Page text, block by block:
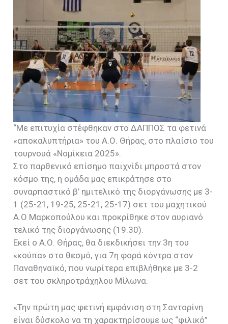
“Με επιτυχία στέφθηκαν στο ΔΑΠΠΟΣ τα φετινά
«αποκαλυπτήρια» του Α.Ο. Θήρας, στο πλαίσιο του
τουρνουά «Νομίκεια 2025».
Στο παρθενικό επίσημο παιχνίδι μπροστά στον
κόσμο της, η ομάδα μας επικράτησε στο
συναρπαστικό β’ ημιτελικό της διοργάνωσης με 3-
1 (25-21, 19-25, 25-21, 25-17) σετ του μαχητικού
Α.Ο Μαρκοπούλου και προκρίθηκε στον αυριανό
τελικό της διοργάνωσης (19.30).
Εκεί ο Α.Ο. Θήρας, θα διεκδικήσει την 3η του
«κούπα» στο θεσμό, για 7η φορά κόντρα στον
Παναθηναϊκό, που νωρίτερα επιβλήθηκε με 3-2
σετ του σκληροτράχηλου Μίλωνα.
«Την πρώτη μας φετινή εμφάνιση στη Σαντορίνη
είναι δύσκολο να τη χαρακτηρίσουμε ως “φιλικό”